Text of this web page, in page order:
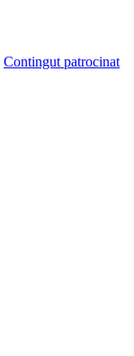
Contingut patrocinat